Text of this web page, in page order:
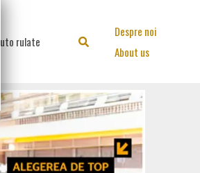
Auto rulate Search
Despre noi
About us